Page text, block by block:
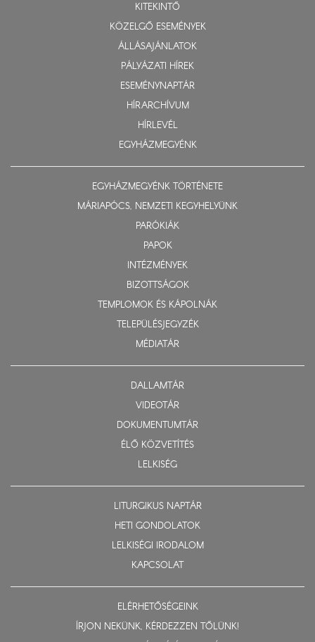
KITEKINTŐ
KÖZELGŐ ESEMÉNYEK
ÁLLÁSAJÁNLATOK
PÁLYÁZATI HÍREK
ESEMÉNYNAPTÁR
HÍRARCHÍVUM
HÍRLEVÉL
EGYHÁZMEGYÉNK
EGYHÁZMEGYÉNK TÖRTÉNETE
MÁRIAPÓCS, NEMZETI KEGYHELYÜNK
PARÓKIÁK
PAPOK
INTÉZMÉNYEK
BIZOTTSÁGOK
TEMPLOMOK ÉS KÁPOLNÁK
TELEPÜLÉSJEGYZÉK
MÉDIATÁR
DALLAMTÁR
VIDEOTÁR
DOKUMENTUMTÁR
ÉLŐ KÖZVETÍTÉS
LELKISÉG
LITURGIKUS NAPTÁR
HETI GONDOLATOK
LELKISÉGI IRODALOM
KAPCSOLAT
ELÉRHETŐSÉGEINK
ÍRJON NEKÜNK, KÉRDEZZEN TŐLÜNK!